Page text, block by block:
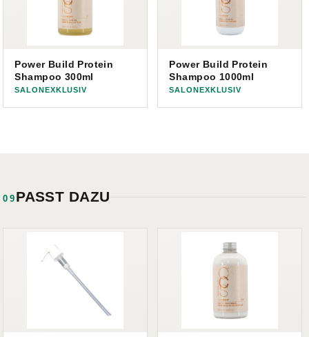
Power Build Protein
Shampoo 300ml
SALONEXKLUSIV
Power Build Protein
Shampoo 1000ml
SALONEXKLUSIV
09 PASST DAZU